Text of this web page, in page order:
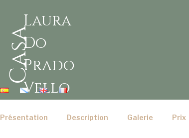
Casa
Laura
Do
Prado
Vello
Présentation Description Galerie Prix